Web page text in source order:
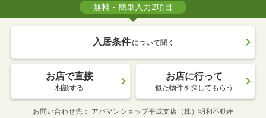
無料・簡単入力2項目
入居条件 について聞く
お店で直接
相談する
お店に行って
似た物件を探してもらう
お問い合わせ先 アパマンショップ平成支店（株）明和不動産